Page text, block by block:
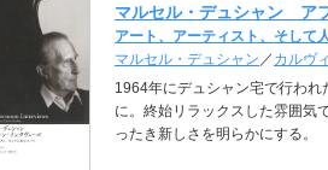
マルセル・デュシャン ア
アート、アーティスト、そして
マルセル・デュシャン ／ カルヴ
1964年にデュシャン宅で行わ
に。終始リラックスした雰囲気
ったき新しさを明らかにする。